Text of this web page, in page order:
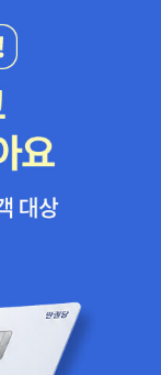
원에서 뭘 할 거냐
고 답한다. 저자의
에게 자신의 가족
에서 살아남아 일본
생의 이야기는 곧
. 시리즈 기획 특집
있던데. 일본인들이
이야기는 들었었는
조금 더 떨어진 곳
용을 제대로 알지
데, 어제도 뉴스는